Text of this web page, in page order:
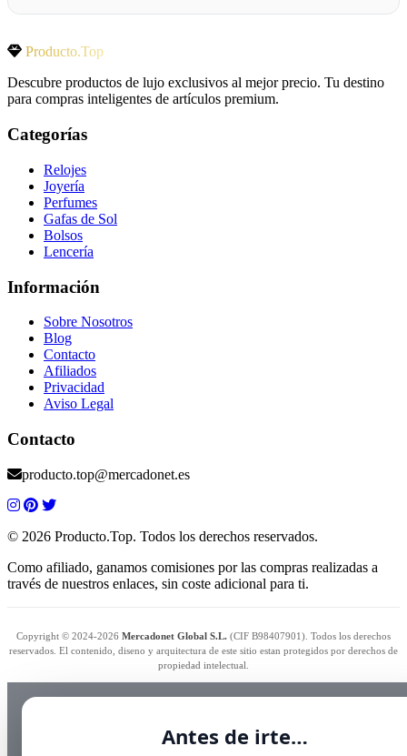
Producto.Top
Descubre productos de lujo exclusivos al mejor precio. Tu destino
para compras inteligentes de artículos premium.
Categorías
Relojes
Joyería
Perfumes
Gafas de Sol
Bolsos
Lencería
Información
Sobre Nosotros
Blog
Contacto
Afiliados
Privacidad
Aviso Legal
Contacto
producto.top@mercadonet.es
© 2026 Producto.Top. Todos los derechos reservados.
Como afiliado, ganamos comisiones por las compras realizadas a
través de nuestros enlaces, sin coste adicional para ti.
Copyright © 2024-2026 Mercadonet Global S.L. (CIF B98407901). Todos los derechos
reservados. El contenido, diseno y arquitectura de este sitio estan protegidos por derechos de
propiedad intelectual.
Antes de irte…